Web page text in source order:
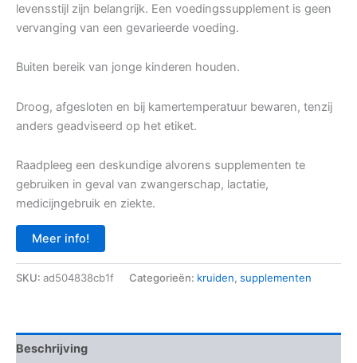
levensstijl zijn belangrijk. Een voedingssupplement is geen
vervanging van een gevarieerde voeding.
Buiten bereik van jonge kinderen houden.
Droog, afgesloten en bij kamertemperatuur bewaren, tenzij
anders geadviseerd op het etiket.
Raadpleeg een deskundige alvorens supplementen te
gebruiken in geval van zwangerschap, lactatie,
medicijngebruik en ziekte.
Meer info!
SKU: ad504838cb1f Categorieën: kruiden, supplementen
Beschrijving